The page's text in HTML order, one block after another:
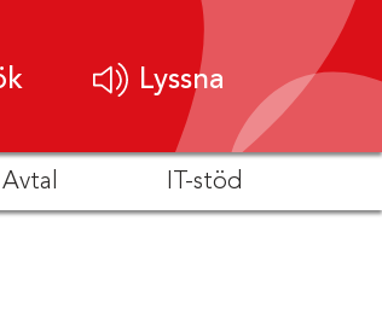
Lyssna
IT-stöd